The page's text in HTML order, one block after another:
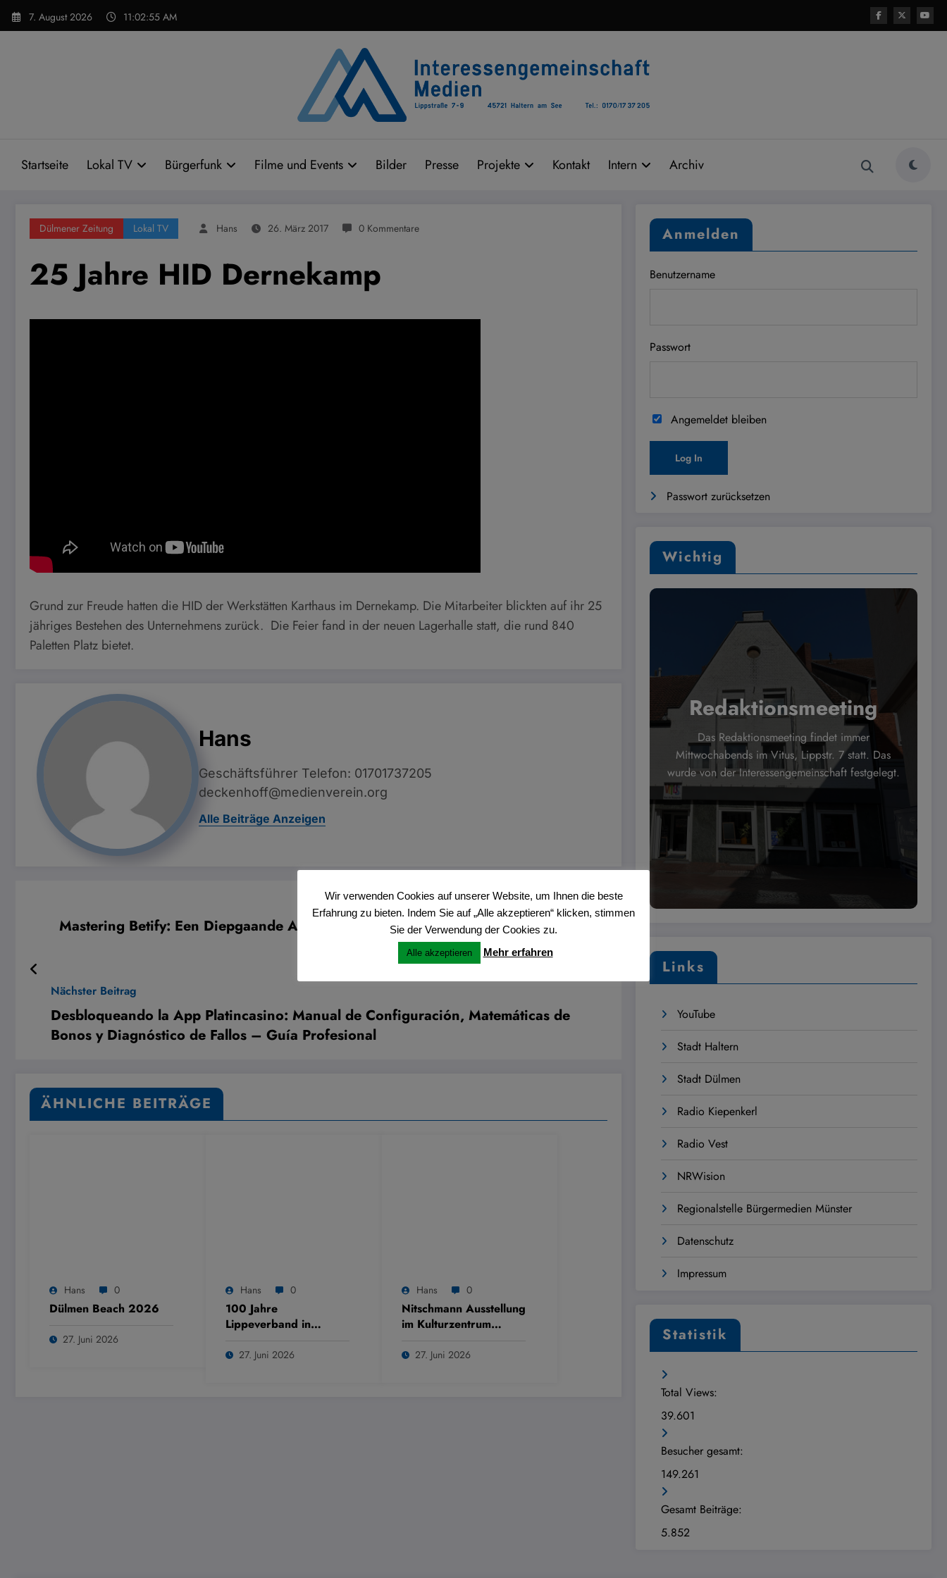
Zum
Inhalt
7. August 2026 11:02:55 AM
Startseite Lokal TV Bürgerfunk Filme und Events Bilder Presse Projekte Kontakt Intern Archiv
Dülmener Zeitung Lokal TV Hans 26. März 2017 0 Kommentare
25 Jahre HID Dernekamp
Grund zur Freude hatten die HID der Werkstätten Karthaus im Dernekamp. Die Mitarbeiter blickten auf ihr 25
jähriges Bestehen des Unternehmens zurück. Die Feier fand in der neuen Lagerhalle statt, die rund 840
Paletten Platz bietet.
Hans
Geschäftsführer Telefon: 01701737205
deckenhoff@medienverein.org
Alle Beiträge Anzeigen
Vorheriger Beitrag
Mastering Betify: Een Diepgaande Analyse van Veiligheidsprotocols & Bonussen
– Stapsgewijze Handleiding
Nächster Beitrag
Desbloqueando la App Platincasino: Manual de Configuración, Matemáticas de
Bonos y Diagnóstico de Fallos – Guía Profesional
ÄHNLICHE BEITRÄGE
Hans 0
Dülmen Beach 2026
27. Juni 2026
Hans 0
100 Jahre
Lippeverband in
27. Juni 2026
Hans 0
Nitschmann Ausstellung
im Kulturzentrum
27. Juni 2026
Anmelden
Benutzername
Passwort
Angemeldet bleiben
Passwort zurücksetzen
Wichtig
Redaktionsmeeting
Das Redaktionsmeeting findet immer
Mittwochabends im Vitus, Lippstr. 7 statt. Das
wurde von der Interessengemeinschaft festgelegt.
Links
YouTube
Stadt Haltern
Stadt Dülmen
Radio Kiepenkerl
Radio Vest
NRWision
Regionalstelle Bürgermedien Münster
Datenschutz
Impressum
Statistik
Total Views:
39.601
Besucher gesamt:
149.261
Gesamt Beiträge:
5.852
Wir verwenden Cookies auf unserer Website, um Ihnen die beste
Erfahrung zu bieten. Indem Sie auf „Alle akzeptieren“ klicken, stimmen
Sie der Verwendung der Cookies zu.
Alle akzeptieren Mehr erfahren